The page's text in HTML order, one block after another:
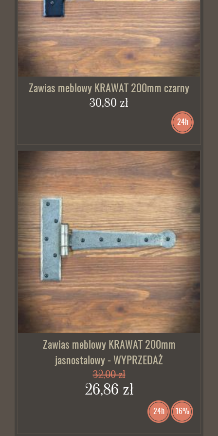
Zawias meblowy KRAWAT 200mm czarny
30,80 zł
24h
Zawias meblowy KRAWAT 200mm
jasnostalowy - WYPRZEDAŻ
32,00 zł
26,86 zł
24h 16%